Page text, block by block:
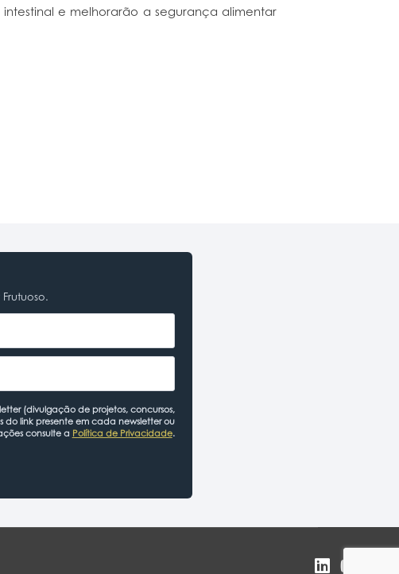
e melhorarão a segurança alimentar
(divulgação de projetos, concursos,
do link presente em cada newsletter ou
consulte a Política de Privacidade.